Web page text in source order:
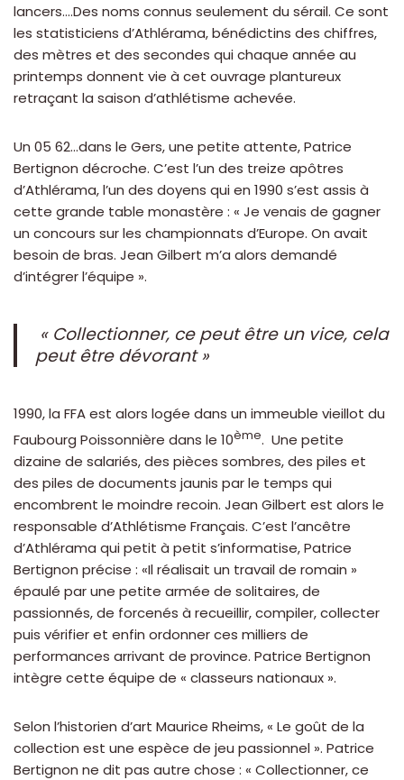
lancers….Des noms connus seulement du sérail. Ce sont
les statisticiens d’Athlérama, bénédictins des chiffres,
des mètres et des secondes qui chaque année au
printemps donnent vie à cet ouvrage plantureux
retraçant la saison d’athlétisme achevée.
Un 05 62…dans le Gers, une petite attente, Patrice
Bertignon décroche. C’est l’un des treize apôtres
d’Athlérama, l’un des doyens qui en 1990 s’est assis à
cette grande table monastère : « Je venais de gagner
un concours sur les championnats d’Europe. On avait
besoin de bras. Jean Gilbert m’a alors demandé
d’intégrer l’équipe ».
« Collectionner, ce peut être un vice, cela
peut être dévorant »
1990, la FFA est alors logée dans un immeuble vieillot du
Faubourg Poissonnière dans le 10ème. Une petite
dizaine de salariés, des pièces sombres, des piles et
des piles de documents jaunis par le temps qui
encombrent le moindre recoin. Jean Gilbert est alors le
responsable d’Athlétisme Français. C’est l’ancêtre
d’Athlérama qui petit à petit s’informatise, Patrice
Bertignon précise : «Il réalisait un travail de romain »
épaulé par une petite armée de solitaires, de
passionnés, de forcenés à recueillir, compiler, collecter
puis vérifier et enfin ordonner ces milliers de
performances arrivant de province. Patrice Bertignon
intègre cette équipe de « classeurs nationaux ».
Selon l’historien d’art Maurice Rheims, « Le goût de la
collection est une espèce de jeu passionnel ». Patrice
Bertignon ne dit pas autre chose : « Collectionner, ce